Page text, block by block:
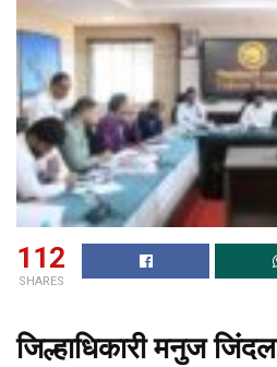
112
SHARES
जिल्हाधिकारी मनुज जिंदल